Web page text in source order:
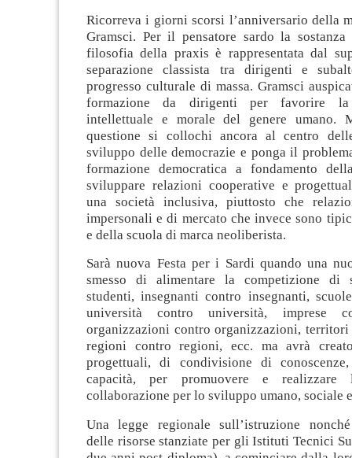
Ricorreva i giorni scorsi l’anniversario della
Gramsci. Per il pensatore sardo la
filosofia della praxis è rappresentata dal
separazione classista tra dirigenti e
progresso culturale di massa. Gramsci
formazione da dirigenti per favorire la
intellettuale e morale del genere umano.
questione si collochi ancora al centro
sviluppo delle democrazie e ponga il
formazione democratica a fondamento
sviluppare relazioni cooperative e
una società inclusiva, piuttosto che
impersonali e di mercato che invece sono
e della scuola di marca neoliberista.
Sarà nuova Festa per i Sardi quando una
smesso di alimentare la competizione di
studenti, insegnanti contro insegnanti,
università contro università, imprese
organizzazioni contro organizzazioni,
regioni contro regioni, ecc. ma avrà
progettuali, di condivisione di
capacità, per promuovere e
collaborazione per lo sviluppo umano, sociale
Una legge regionale sull’istruzione
delle risorse stanziate per gli Istituti Tecnici